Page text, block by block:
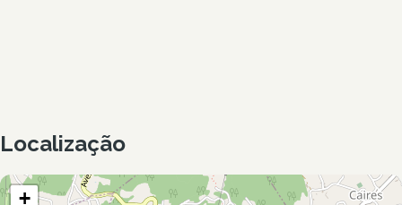
Localização
+